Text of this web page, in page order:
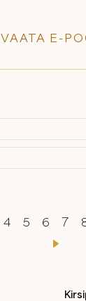
VAATA E-
4 5 6 7